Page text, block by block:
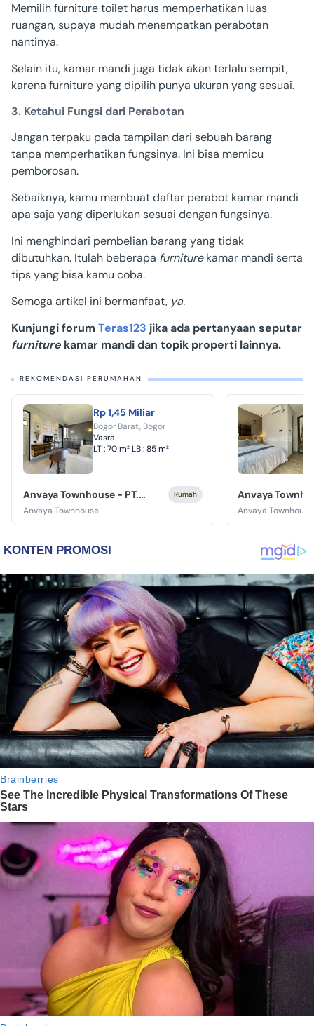
Memilih furniture toilet harus memperhatikan luas
ruangan, supaya mudah menempatkan perabotan
nantinya.
Selain itu, kamar mandi juga tidak akan terlalu sempit,
karena furniture yang dipilih punya ukuran yang sesuai.
3. Ketahui Fungsi dari Perabotan
Jangan terpaku pada tampilan dari sebuah barang
tanpa memperhatikan fungsinya. Ini bisa memicu
pemborosan.
Sebaiknya, kamu membuat daftar perabot kamar mandi
apa saja yang diperlukan sesuai dengan fungsinya.
Ini menghindari pembelian barang yang tidak
dibutuhkan. Itulah beberapa furniturekamar mandi serta
tips yang bisa kamu coba.
Semoga artikel ini bermanfaat, ya.
Kunjungi forum Teras123 jika ada pertanyaan seputar
furniture kamar mandi dan topik properti lainnya.
REKOMENDASI PERUMAHAN
Rp 1,45 Miliar
Bogor Barat, Bogor
Vasra
LT :70 m² LB :85 m²
Anvaya Townhouse - PT.
Anvaya Developer Indonesia
Rumah
Anvaya Townhouse
Anvaya
Anvaya
Anvaya Townhouse